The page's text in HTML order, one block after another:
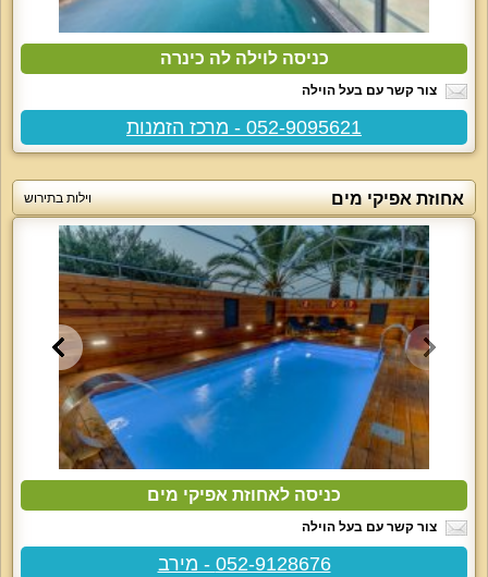
כניסה לוילה לה כינרה
צור קשר עם בעל הוילה
052-9095621 - מרכז הזמנות
אחוזת אפיקי מים וילות בתירוש
כניסה לאחוזת אפיקי מים
צור קשר עם בעל הוילה
052-9128676 - מירב